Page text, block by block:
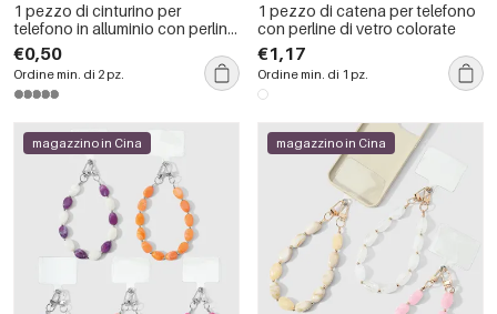
1 pezzo di cinturino per
telefono in alluminio con perline
argentate della serie Modern
€0,50
Ordine min. di 2 pz.
1 pezzo di catena per telefono
con perline di vetro colorate
€1,17
Ordine min. di 1 pz.
magazzino in Cina magazzino in Cina